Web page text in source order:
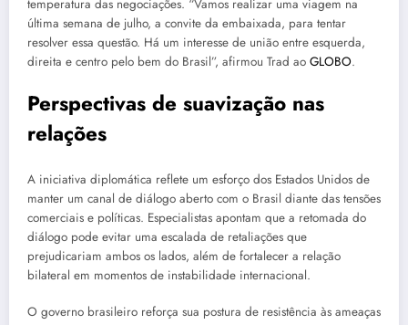
temperatura das negociações. “Vamos realizar uma viagem na
última semana de julho, a convite da embaixada, para tentar
resolver essa questão. Há um interesse de união entre esquerda,
direita e centro pelo bem do Brasil”, afirmou Trad ao GLOBO.
Perspectivas de suavização nas
relações
A iniciativa diplomática reflete um esforço dos Estados Unidos de
manter um canal de diálogo aberto com o Brasil diante das tensões
comerciais e políticas. Especialistas apontam que a retomada do
diálogo pode evitar uma escalada de retaliações que
prejudicariam ambos os lados, além de fortalecer a relação
bilateral em momentos de instabilidade internacional.
O governo brasileiro reforça sua postura de resistência às ameaças